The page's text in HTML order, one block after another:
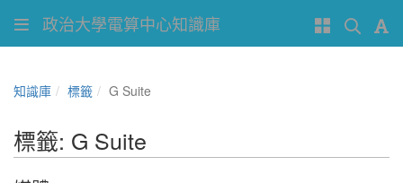
政治大學電算中心知識庫
知識庫 標籤 G Suite
標籤: G Suite